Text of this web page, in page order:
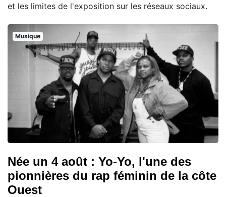
et les limites de l'exposition sur les réseaux sociaux.
Musique
Née un 4 août : Yo-Yo, l'une des
pionnières du rap féminin de la côte
Ouest